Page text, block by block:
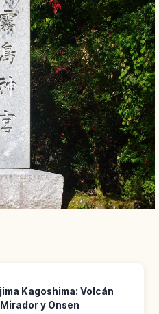
Kagoshima: Volcán
y Onsen